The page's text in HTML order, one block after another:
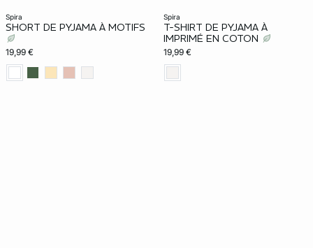
spira
SHORT DE PYJAMA À MOTIFS
19,99 €
spira
T-SHIRT DE PYJAMA À
IMPRIMÉ EN COTON
19,99 €